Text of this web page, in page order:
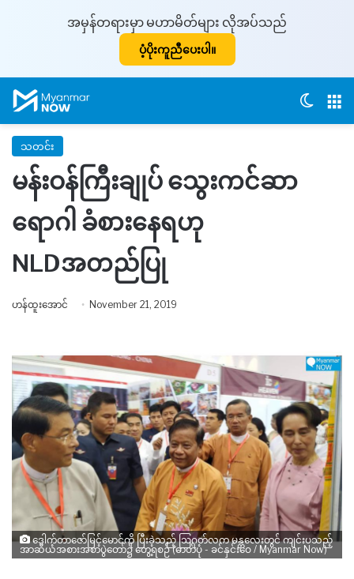
အမှန်တရားမှာ မဟာမိတ်များ လိုအပ်သည်
ပံ့ပိုးကူညီပေးပါ။
သတင်း
မန်းဝန်ကြီးချုပ် သွေးကင်ဆာ
ရောဂါ ခံစားနေရဟု
NLDအတည်ပြု
ဟန်ထူးအောင် November 21, 2019
ဒေါက်တာဇော်မြင့်မောင်ကို ပြီးခဲ့သည့် ဩဂုတ်လက မန္တလေးတွင် ကျင်းပသည့်
အာဆီယံအစားအစာပွဲတော်၌ တွေ့ရစဉ် (ဓာတ်ပုံ - ခင်နှင်းဝေ / Myanmar Now)